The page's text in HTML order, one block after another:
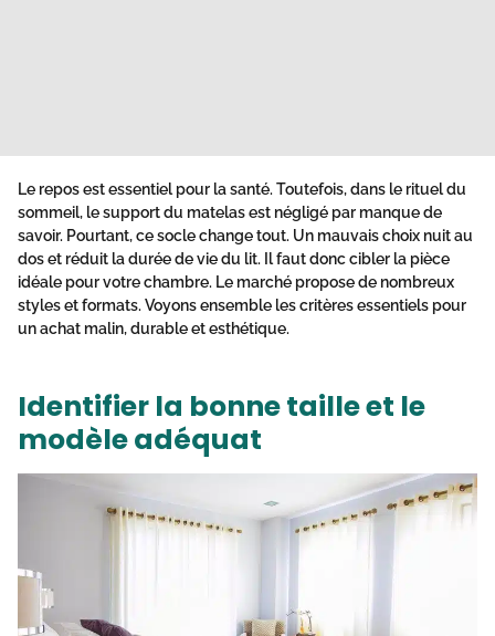
Le repos est essentiel pour la santé. Toutefois, dans le rituel du
sommeil, le support du matelas est négligé par manque de
savoir. Pourtant, ce socle change tout. Un mauvais choix nuit au
dos et réduit la durée de vie du lit. Il faut donc cibler la pièce
idéale pour votre chambre. Le marché propose de nombreux
styles et formats. Voyons ensemble les critères essentiels pour
un achat malin, durable et esthétique.
Identifier la bonne taille et le
modèle adéquat